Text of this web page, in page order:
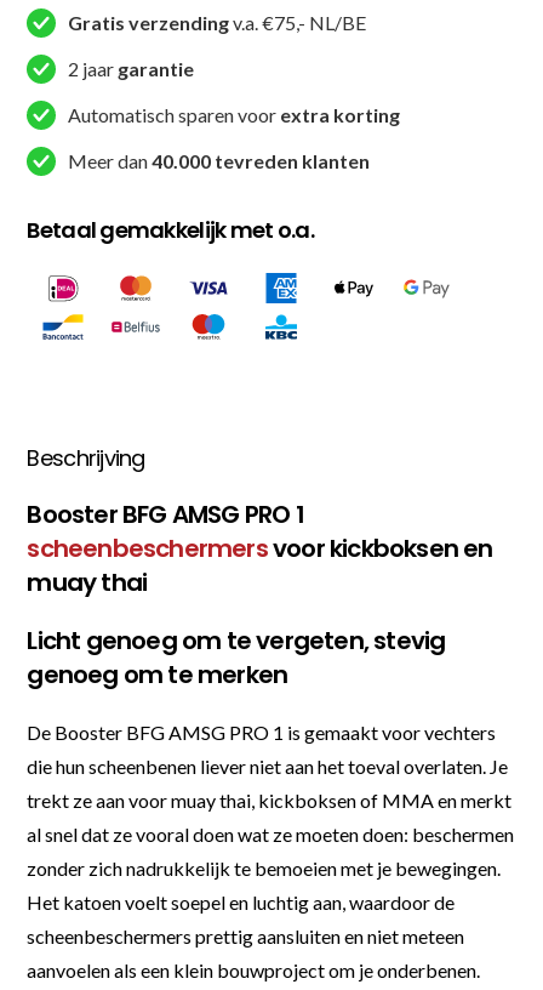
Gratis verzendingv.a. €75,- NL/BE
2 jaar garantie
Automatisch sparen voor extra korting
Meer dan40.000 tevreden klanten
Betaal gemakkelijk met o.a.
Beschrijving
Booster BFG AMSG PRO 1
scheenbeschermersvoor kickboksen en
muay thai
Licht genoeg om te vergeten, stevig
genoeg om te merken
De Booster BFG AMSG PRO 1 is gemaakt voor vechters
die hun scheenbenen liever niet aan het toeval overlaten. Je
trekt ze aan voor muay thai, kickboksen of MMA en merkt
al snel dat ze vooral doen wat ze moeten doen: beschermen
zonder zich nadrukkelijk te bemoeien met je bewegingen.
Het katoen voelt soepel en luchtig aan, waardoor de
scheenbeschermers prettig aansluiten en niet meteen
aanvoelen als een klein bouwproject om je onderbenen.